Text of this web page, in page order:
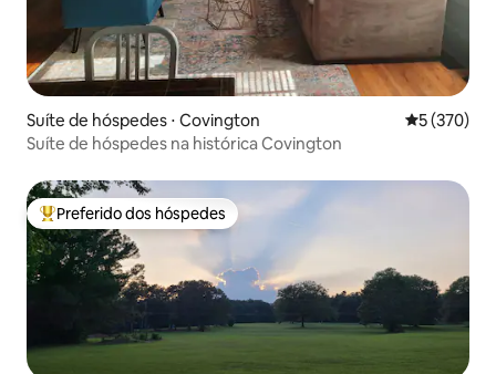
Suíte de hóspedes ⋅ Covington 5 de uma
5 (370)
Suíte de hóspedes na histórica Covington
Entre os melhores preferidos dos hóspedes
Preferido dos hóspedes